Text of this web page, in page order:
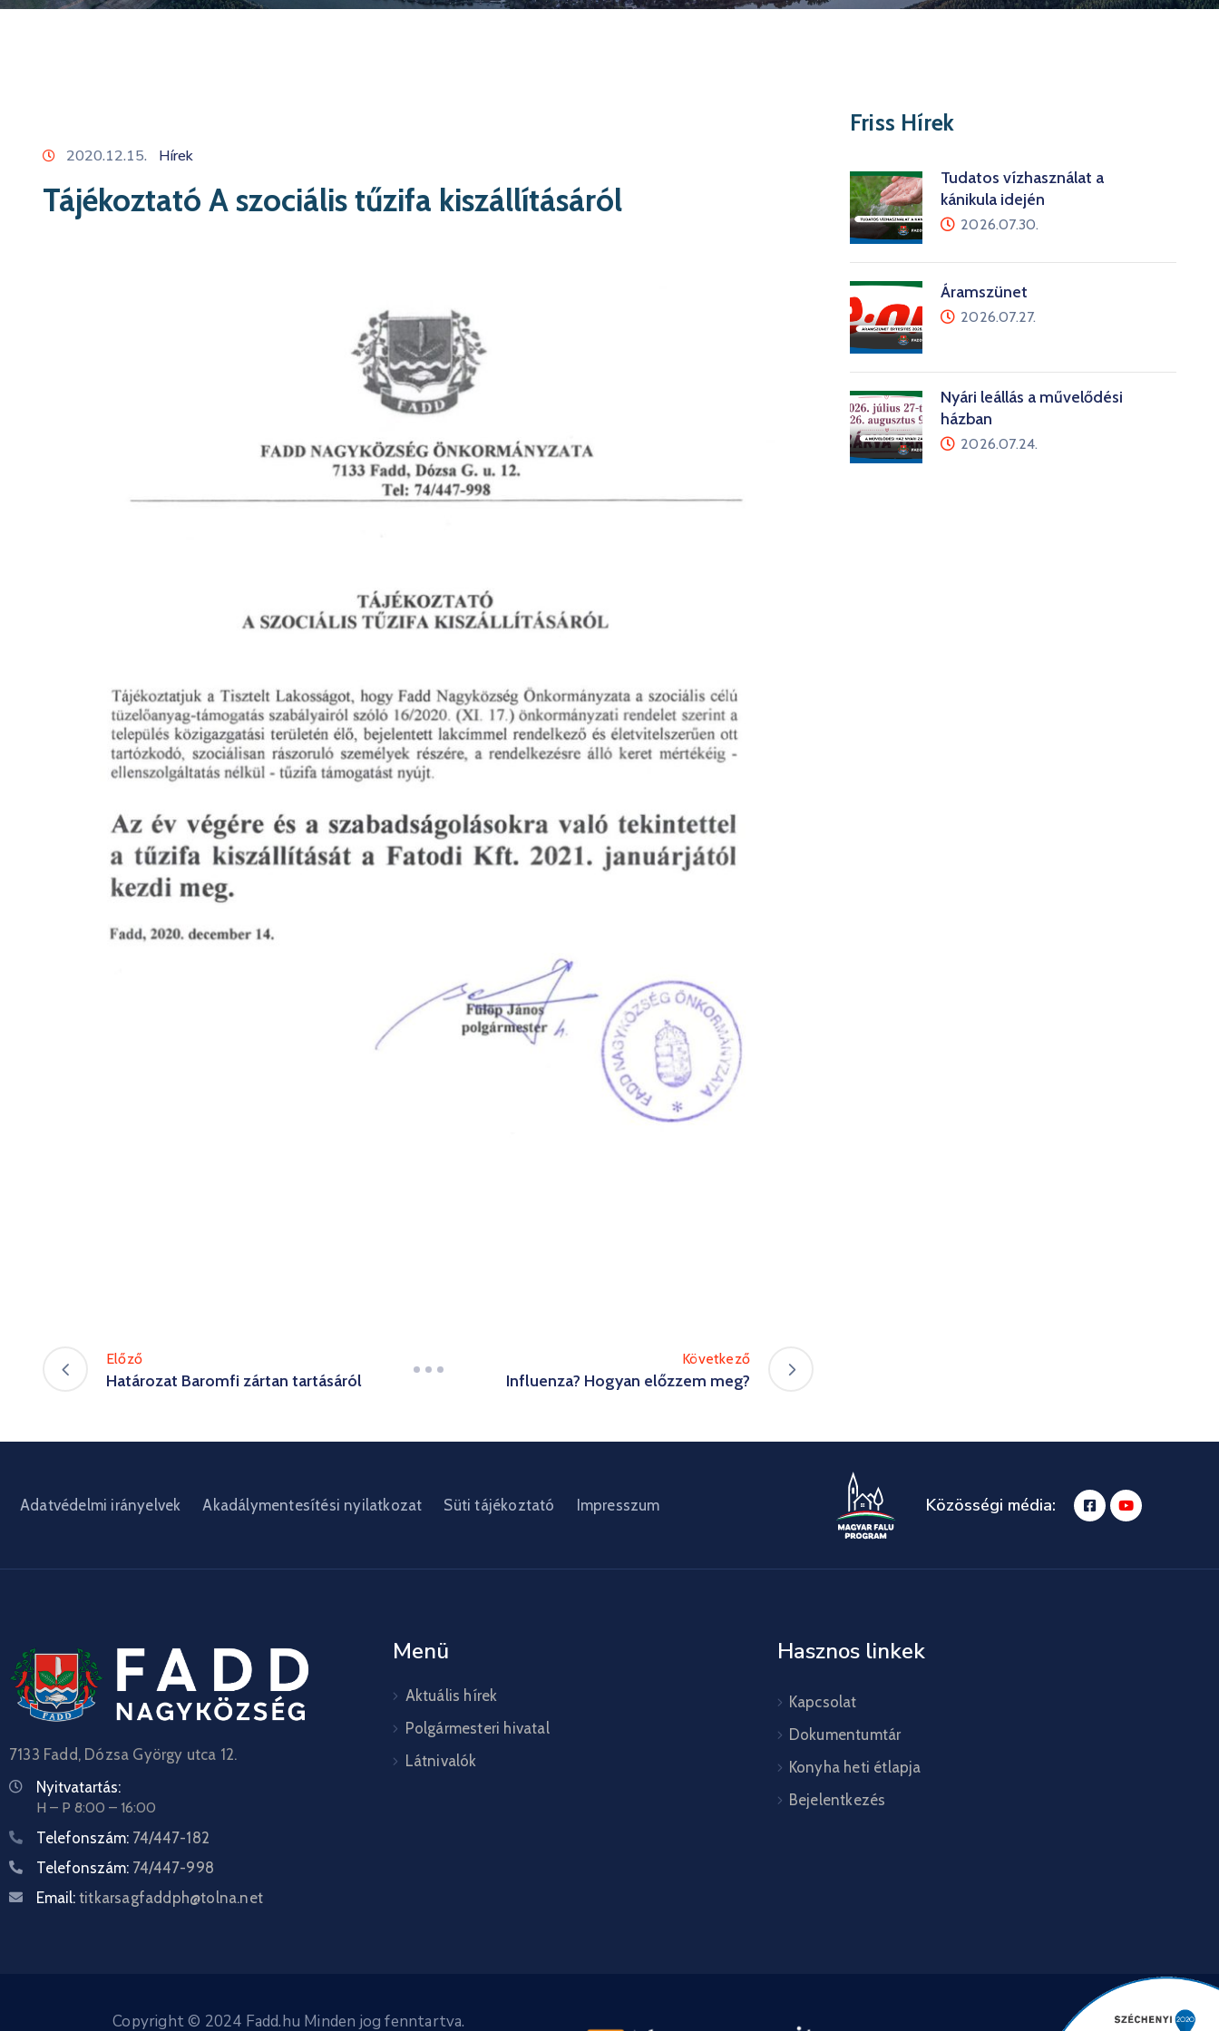
2020.12.15. Hírek
Tájékoztató A szociális tűzifa kiszállításáról
Előző
Határozat Baromfi zártan tartásáról
Következő
Influenza? Hogyan előzzem meg?
Friss Hírek
Tudatos vízhasználat a
kánikula idején
2026.07.30.
Áramszünet
2026.07.27.
Nyári leállás a művelődési
házban
2026.07.24.
Adatvédelmi irányelvek Akadálymentesítési nyilatkozat Süti tájékoztató Impresszum Közösségi média:
7133 Fadd, Dózsa György utca 12.
Nyitvatartás:
H – P 8:00 – 16:00
Telefonszám: 74/447-182
Telefonszám: 74/447-998
Email: titkarsagfaddph@tolna.net
Menü
Aktuális hírek
Polgármesteri hivatal
Látnivalók
Hasznos linkek
Kapcsolat
Dokumentumtár
Konyha heti étlapja
Bejelentkezés
Copyright © 2024 Fadd.hu Minden jog fenntartva.